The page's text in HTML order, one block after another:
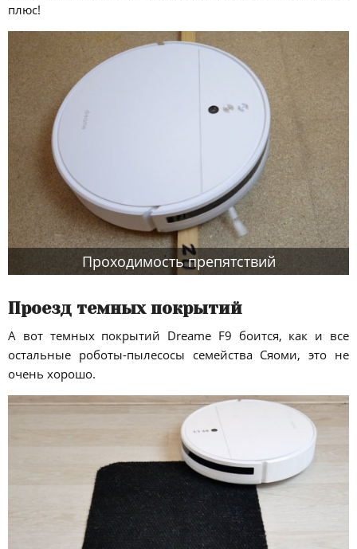
плюс!
Проходимость препятствий
Проезд темных покрытий
А вот темных покрытий Dreame F9 боится, как и все
остальные роботы-пылесосы семейства Сяоми, это не
очень хорошо.